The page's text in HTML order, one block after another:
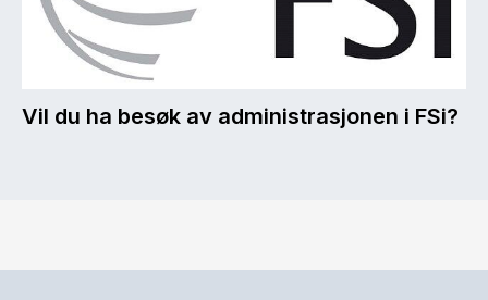
Vil du ha besøk av administrasjonen i FSi?